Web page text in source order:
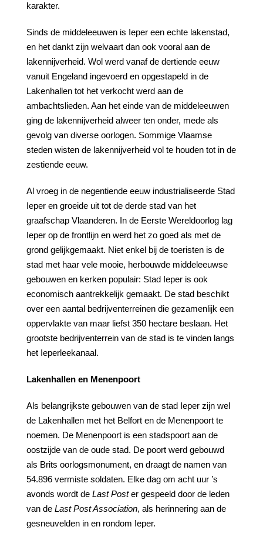
karakter.
Sinds de middeleeuwen is Ieper een echte lakenstad,
en het dankt zijn welvaart dan ook vooral aan de
lakennijverheid. Wol werd vanaf de dertiende eeuw
vanuit Engeland ingevoerd en opgestapeld in de
Lakenhallen tot het verkocht werd aan de
ambachtslieden. Aan het einde van de middeleeuwen
ging de lakennijverheid alweer ten onder, mede als
gevolg van diverse oorlogen. Sommige Vlaamse
steden wisten de lakennijverheid vol te houden tot in de
zestiende eeuw.
Al vroeg in de negentiende eeuw industrialiseerde Stad
Ieper en groeide uit tot de derde stad van het
graafschap Vlaanderen. In de Eerste Wereldoorlog lag
Ieper op de frontlijn en werd het zo goed als met de
grond gelijkgemaakt. Niet enkel bij de toeristen is de
stad met haar vele mooie, herbouwde middeleeuwse
gebouwen en kerken populair: Stad Ieper is ook
economisch aantrekkelijk gemaakt. De stad beschikt
over een aantal bedrijventerreinen die gezamenlijk een
oppervlakte van maar liefst 350 hectare beslaan. Het
grootste bedrijventerrein van de stad is te vinden langs
het Ieperleekanaal.
Lakenhallen en Menenpoort
Als belangrijkste gebouwen van de stad Ieper zijn wel
de Lakenhallen met het Belfort en de Menenpoort te
noemen. De Menenpoort is een stadspoort aan de
oostzijde van de oude stad. De poort werd gebouwd
als Brits oorlogsmonument, en draagt de namen van
54.896 vermiste soldaten. Elke dag om acht uur ’s
avonds wordt de Last Post er gespeeld door de leden
van de Last PostAssociation, als herinnering aan de
gesneuvelden in en rondom Ieper.